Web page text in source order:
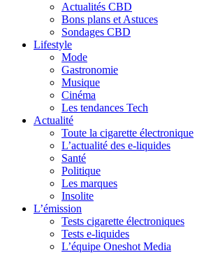
Actualités CBD
Bons plans et Astuces
Sondages CBD
Lifestyle
Mode
Gastronomie
Musique
Cinéma
Les tendances Tech
Actualité
Toute la cigarette électronique
L’actualité des e-liquides
Santé
Politique
Les marques
Insolite
L’émission
Tests cigarette électroniques
Tests e-liquides
L’équipe Oneshot Media